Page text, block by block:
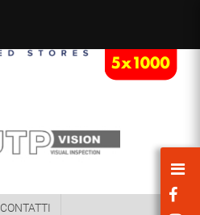
CONTATTI